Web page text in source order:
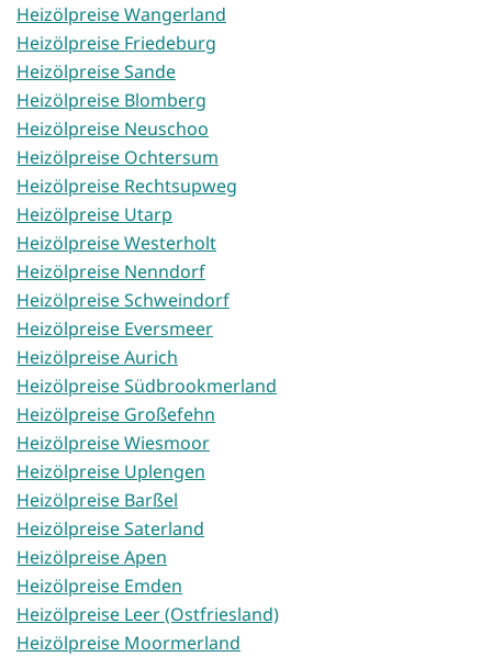
Heizölpreise Wangerland
Heizölpreise Friedeburg
Heizölpreise Sande
Heizölpreise Blomberg
Heizölpreise Neuschoo
Heizölpreise Ochtersum
Heizölpreise Rechtsupweg
Heizölpreise Utarp
Heizölpreise Westerholt
Heizölpreise Nenndorf
Heizölpreise Schweindorf
Heizölpreise Eversmeer
Heizölpreise Aurich
Heizölpreise Südbrookmerland
Heizölpreise Großefehn
Heizölpreise Wiesmoor
Heizölpreise Uplengen
Heizölpreise Barßel
Heizölpreise Saterland
Heizölpreise Apen
Heizölpreise Emden
Heizölpreise Leer (Ostfriesland)
Heizölpreise Moormerland